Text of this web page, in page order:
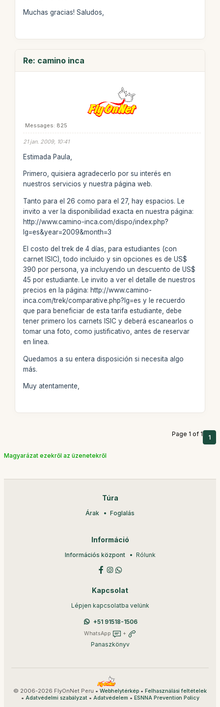
Muchas gracias! Saludos,
Re: camino inca
Messages: 825
21 jan. 2009, 10:41
Estimada Paula,
Primero, quisiera agradecerlo por su interés en
nuestros servicios y nuestra página web.
Tanto para el 26 como para el 27, hay espacios. Le
invito a ver la disponibilidad exacta en nuestra página:
http://www.camino-inca.com/dispo/index.php?
lg=es&year=2009&month=3
El costo del trek de 4 días, para estudiantes (con
carnet ISIC), todo incluido y sin opciones es de US$
390 por persona, ya incluyendo un descuento de US$
45 por estudiante. Le invito a ver el detalle de nuestros
precios en la página: http://www.camino-
inca.com/trek/comparative.php?lg=es y le recuerdo
que para beneficiar de esta tarifa estudiante, debe
tener primero los carnets ISIC y deberá escanearlos o
tomar una foto, como justificativo, antes de reservar
en linea.
Quedamos a su entera disposición si necesita algo
más.
Muy atentamente,
Page 1 of 1 1
Magyarázat ezekről az üzenetekről
Túra
Árak Foglalás
Információ
Információs központ Rólunk
Kapcsolat
Lépjen kapcsolatba velünk
+51 91518-1506
WhatsApp +
Panaszkönyv
© 2006-2026 FlyOnNet Peru • Webhelytérkép • Felhasználási feltételek
• Adatvédelmi szabályzat• Adatvédelem • ESNNA Prevention Policy